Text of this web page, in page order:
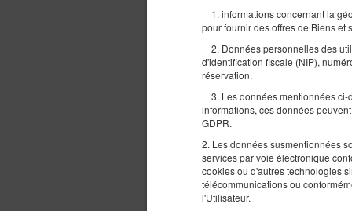
1. informations concernant la
pour fournir des offres de Biens et
2. Données personnelles des
d'identification fiscale (NIP),
réservation.
3. Les données mentionnées ci-
informations, ces données
GDPR.
2. Les données susmentionnées
services par voie électronique
cookies ou d'autres technologies
télécommunications ou
l'Utilisateur.